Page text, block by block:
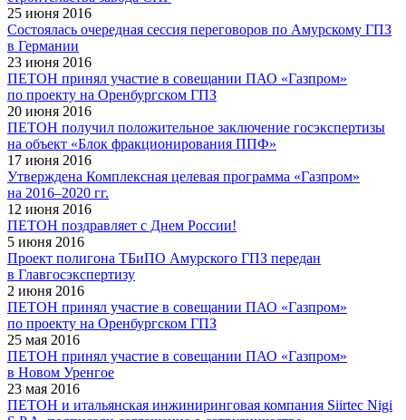
25 июня 2016
Состоялась очередная сессия переговоров по Амурскому ГПЗ
в Германии
23 июня 2016
ПЕТОН принял участие в совещании ПАО «Газпром»
по проекту на Оренбургском ГПЗ
20 июня 2016
ПЕТОН получил положительное заключение госэкспертизы
на объект «Блок фракционирования ППФ»
17 июня 2016
Утверждена Комплексная целевая программа «Газпром»
на 2016–2020 гг.
12 июня 2016
ПЕТОН поздравляет с Днем России!
5 июня 2016
Проект полигона ТБиПО Амурского ГПЗ передан
в Главгосэкспертизу
2 июня 2016
ПЕТОН принял участие в совещании ПАО «Газпром»
по проекту на Оренбургском ГПЗ
25 мая 2016
ПЕТОН принял участие в совещании ПАО «Газпром»
в Новом Уренгое
23 мая 2016
ПЕТОН и итальянская инжиниринговая компания Siirtec Nigi